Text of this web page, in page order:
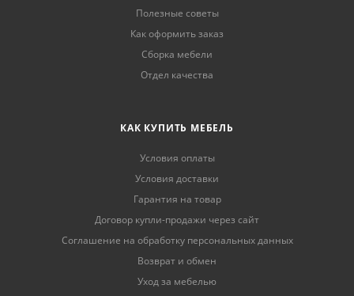
Полезные советы
Как оформить заказ
Сборка мебели
Отдел качества
КАК КУПИТЬ МЕБЕЛЬ
Условия оплаты
Условия доставки
Гарантия на товар
Договор купли-продажи через сайт
Соглашение на обработку персональных данных
Возврат и обмен
Уход за мебелью